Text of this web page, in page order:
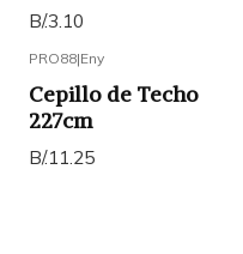
B/.3.10
PRO88|Eny
Cepillo de Techo
227cm
B/.11.25